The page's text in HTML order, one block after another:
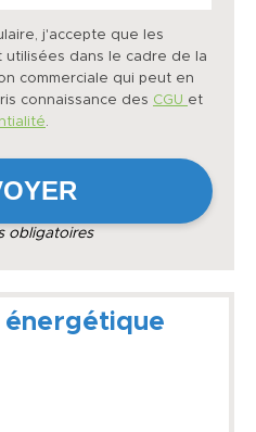
j'accepte que les
utilisées dans le cadre de la
commerciale qui peut en
connaissance des CGU et
obligatoires
énergétique